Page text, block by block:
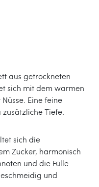
aus getrockneten
sich mit dem warmen
Eine feine
Tiefe.
sich die
Zucker, harmonisch
und die Fülle
und